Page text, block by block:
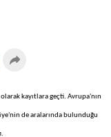
kayıtlara geçti. Avrupa'nın
de aralarında bulunduğu